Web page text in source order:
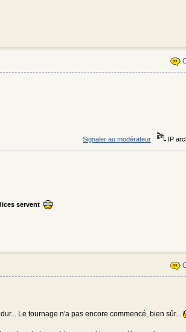
Signaler au modérateur IP
servent
Le tournage n'a pas encore commencé, bien sûr...